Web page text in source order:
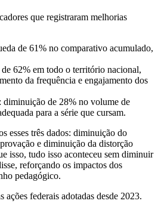
que registraram melhorias
de 61% no comparativo acumulado,
62% em todo o território nacional,
da frequência e engajamento dos
diminuição de 28% no volume de
para a série que cursam.
esses três dados: diminuição do
e diminuição da distorção
isso, tudo isso aconteceu sem diminuir
reforçando os impactos dos
pedagógico.
federais adotadas desde 2023.